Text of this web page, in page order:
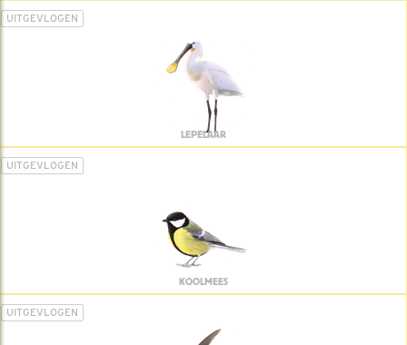
UITGEVLOGEN
LEPELAAR
UITGEVLOGEN
KOOLMEES
UITGEVLOGEN